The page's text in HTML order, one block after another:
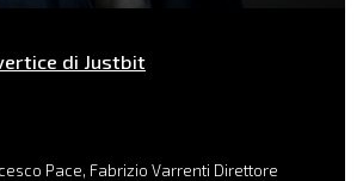
di Justbit
Pace, Fabrizio Varrenti Direttore